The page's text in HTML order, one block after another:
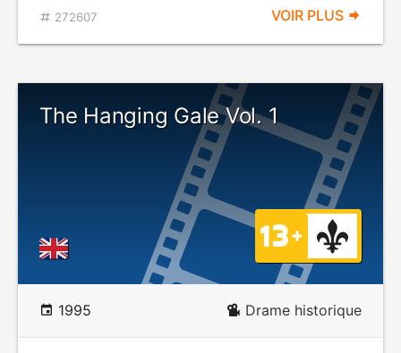
272607 VOIR PLUS
The Hanging Gale Vol. 1
1995 Drame historique